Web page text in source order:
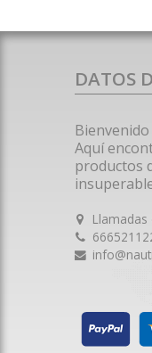
DATOS
Aquí
productos
Llamadas